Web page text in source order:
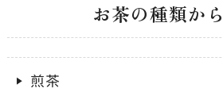
お茶の種類か
煎茶